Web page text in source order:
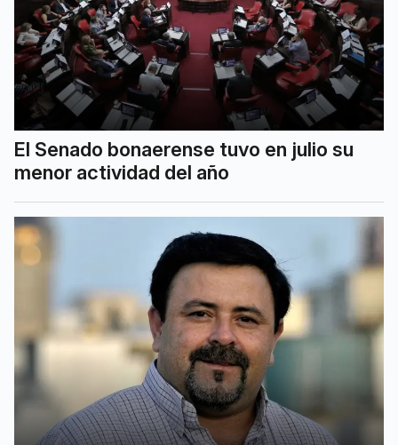
El Senado bonaerense tuvo en julio su
menor actividad del año